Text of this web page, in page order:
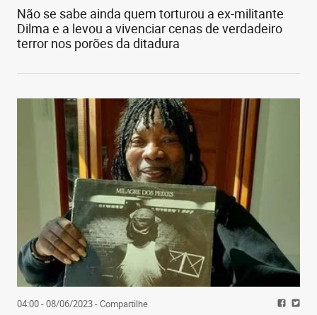
Não se sabe ainda quem torturou a ex-militante
Dilma e a levou a vivenciar cenas de verdadeiro
terror nos porões da ditadura
04:00 - 08/06/2023- Compartilhe